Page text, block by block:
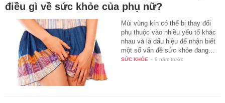
điều gì về sức khỏe của phụ nữ?
Mùi vùng kín có thể bị thay đổi
phụ thuộc vào nhiều yếu tố khác
nhau và là dấu hiệu để nhận biết
một số vấn đề sức khỏe đang…
SỨC KHỎE - 9 năm trước